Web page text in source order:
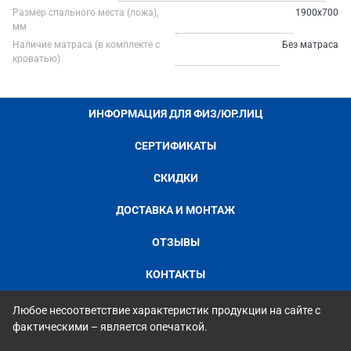
Размер спального места (ложа),
мм
1900х700
Наличие матраса (в комплекте с
кроватью)
Без матраса
ИНФОРМАЦИЯ ДЛЯ ФИЗ/ЮР.ЛИЦ
СЕРТИФИКАТЫ
СКИДКИ
ДОСТАВКА И МОНТАЖ
ОТЗЫВЫ
КОНТАКТЫ
Любое несоответствие характеристик продукции на сайте с
фактическими – является опечаткой.